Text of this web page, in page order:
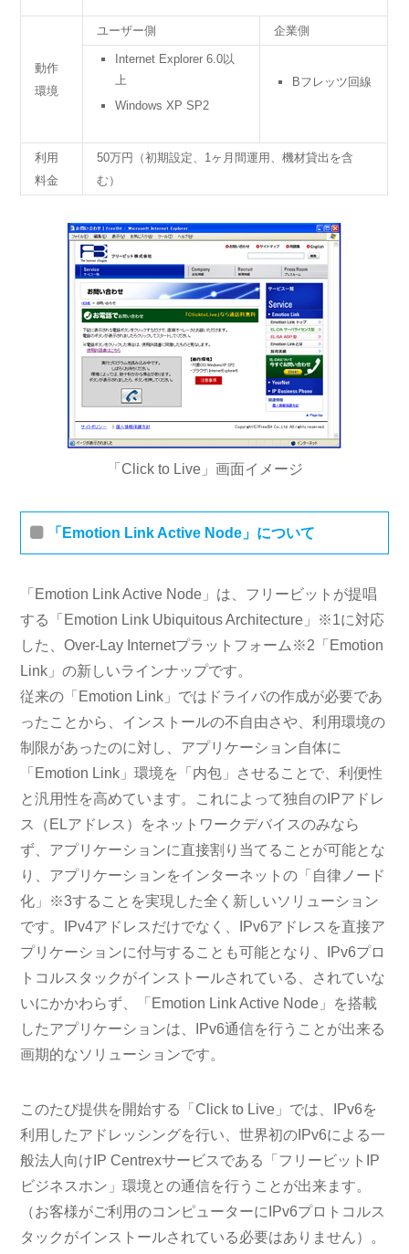
動作
環境
ユーザー側 企業側
Internet Explorer 6.0以
上
Windows XP SP2
Bフレッツ回線
利用
料金
50万円（初期設定、1ヶ月間運用、機材貸出を含
む）
「Click to Live」画面イメージ
「Emotion Link Active Node」について
「Emotion Link Active Node」は、フリービットが提唱
する「Emotion Link Ubiquitous Architecture」 ※1に対応
した、Over-Lay Internetプラットフォーム ※2 「Emotion
Link」の新しいラインナップです。
従来の「Emotion Link」ではドライバの作成が必要であ
ったことから、インストールの不自由さや、利用環境の
制限があったのに対し、アプリケーション自体に
「Emotion Link」環境を「内包」させることで、利便性
と汎用性を高めています。これによって独自のIPアドレ
ス（ELアドレス）をネットワークデバイスのみなら
ず、アプリケーションに直接割り当てることが可能とな
り、アプリケーションをインターネットの「自律ノード
化」※3することを実現した全く新しいソリューション
です。IPv4アドレスだけでなく、IPv6アドレスを直接ア
プリケーションに付与することも可能となり、IPv6プロ
トコルスタックがインストールされている、されていな
いにかかわらず、「Emotion Link Active Node」を搭載
したアプリケーションは、IPv6通信を行うことが出来る
画期的なソリューションです。
このたび提供を開始する「Click to Live」では、IPv6を
利用したアドレッシングを行い、世界初のIPv6による一
般法人向けIP Centrexサービスである「フリービットIP
ビジネスホン」環境との通信を行うことが出来ます。
（お客様がご利用のコンピューターにIPv6プロトコルス
タックがインストールされている必要はありません）。